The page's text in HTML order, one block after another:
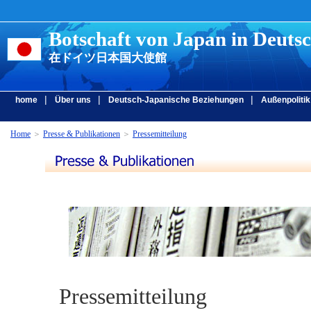
Botschaft von Japan in
在ドイツ日本国大使館
home | Über uns | Deutsch-Japanische Beziehungen | Außenpolitik
Home ＞ Presse & Publikationen ＞ Pressemitteilung
Pressemitteilung